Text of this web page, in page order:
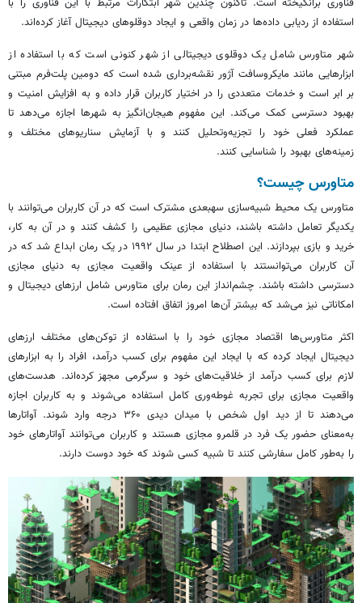
فناوری برانگیخته است. تاکنون چندین شهر ابتکارات مرتبط با این فناوری را با
استفاده از ردیابی داده‌ها در زمان واقعی و ایجاد دوقلوهای دیجیتال آغاز کرده‌اند.
شهر متاورس شامل یک دوقلوی دیجیتالی از شهر کنونی است که با استفاده از
ابزارهایی مانند مایکروسافتآژور نقشه‌برداری شده است که دومین پلت‌فرم مبتنی
بر ابر است و خدمات متعددی را در اختیار کاربران قرار داده و به افزایش امنیت و
بهبود دسترسی کمک می‌کند. این مفهوم هیجان‌انگیز به شهرها اجازه می‌دهد تا
عملکرد فعلی خود را تجزیه‌وتحلیل کنند و با آزمایش سناریوهای مختلف و
زمینه‌های بهبود را شناسایی کنند.
متاورسچیست؟
متاورس
یک محیط شبیه‌سازی سه‎بعدی مشترک است که در آن کاربران می‌توانند با
یکدیگر تعامل داشته باشند، دنیای مجازی عظیمی را کشف کنند و در آن به کار،
خرید و بازی بپردازند. این اصطلاح ابتدا در سال ۱۹۹۲ در یک رمان ابداع شد که در
آن کاربران می‌توانستند با استفاده از عینک واقعیت مجازی به دنیای مجازی
دسترسی داشته باشند. چشم‌انداز این رمان برای متاورس شامل ارزهای دیجیتال و
امکاناتی نیز می‌شد که بیشتر آن‌ها امروز اتفاق افتاده است.
اکثر متاورس‌ها اقتصاد مجازی خود را با استفاده از توکن‌های مختلف ارزهای
دیجیتال ایجاد کرده که با ایجاد این مفهوم برای کسب درآمد، افراد را به ابزارهای
لازم برای کسب درآمد از خلاقیت‌های خود و سرگرمی مجهز کرده‌اند. هدست‌های
واقعیت مجازی برای تجربه غوطه‌وری کامل استفاده می‌شوند و به کاربران اجازه
می‌دهند تا از دید اول شخص با میدان دیدی ۳۶۰ درجه وارد شوند. آواتارها
به‌معنای حضور یک فرد در قلمرو مجازی هستند و کاربران می‌توانند آواتارهای خود
را به‌طور کامل سفارشی کنند تا شبیه کسی شوند که خود دوست دارند.